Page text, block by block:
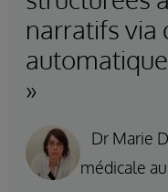
narratifs via
»
Dr Marie
médicale